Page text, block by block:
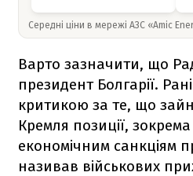
Середні ціни в мережі АЗС «Amic
Варто зазначити, що
президент Болгарії.
критикою за те, що
Кремля позиції,
економічним санкціям
називав військових